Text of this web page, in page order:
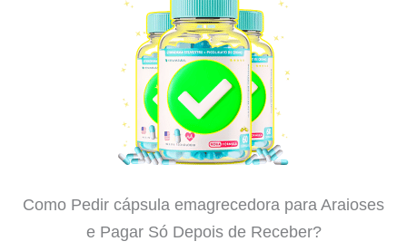
Como Pedir cápsula emagrecedora para Araioses
e Pagar Só Depois de Receber?